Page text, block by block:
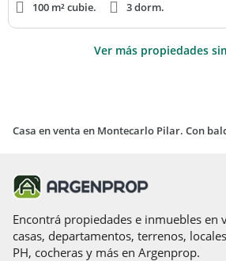
100 m² cubie. 3 dorm.
Ver más propiedades
Casa en venta en Montecarlo Pilar. Con
Encontrá propiedades e inmuebles en
casas, departamentos, terrenos,
PH, cocheras y más en Argenprop.